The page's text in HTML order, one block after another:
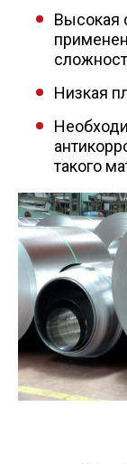
Высокая
Низкая
такого